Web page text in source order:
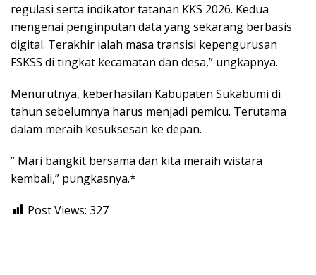
regulasi serta indikator tatanan KKS 2026. Kedua
mengenai penginputan data yang sekarang berbasis
digital. Terakhir ialah masa transisi kepengurusan
FSKSS di tingkat kecamatan dan desa,” ungkapnya.
Menurutnya, keberhasilan Kabupaten Sukabumi di
tahun sebelumnya harus menjadi pemicu. Terutama
dalam meraih kesuksesan ke depan.
” Mari bangkit bersama dan kita meraih wistara
kembali,” pungkasnya.*
Post Views: 327